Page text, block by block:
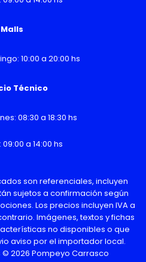
Malls
10:00 a 20:00 hs
Técnico
08:30 a 18:30 hs
a 14:00 hs
son referenciales, incluyen
sujetos a confirmación según
Los precios incluyen IVA a
Imágenes, textos y fichas
no disponibles o que
aviso por el importador local.
2026 Pompeyo Carrasco